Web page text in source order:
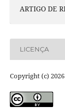
ARTIGO DE
LICENÇA
Copyright (c)